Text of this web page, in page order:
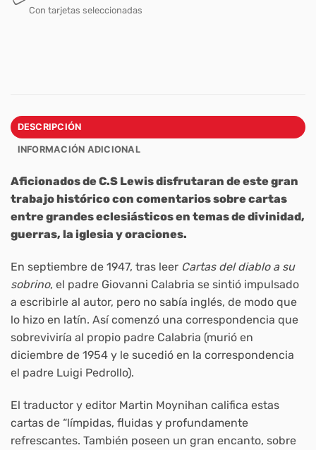
Con tarjetas seleccionadas
DESCRIPCIÓN
INFORMACIÓN ADICIONAL
Aficionados de C.S Lewis disfrutaran de este gran
trabajo histórico con comentarios sobre cartas
entre grandes eclesiásticos en temas de divinidad,
guerras, la iglesia y oraciones.
En septiembre de 1947, tras leer Cartas del diablo a su
sobrino, el padre Giovanni Calabria se sintió impulsado
a escribirle al autor, pero no sabía inglés, de modo que
lo hizo en latín. Así comenzó una correspondencia que
sobreviviría al propio padre Calabria (murió en
diciembre de 1954 y le sucedió en la correspondencia
el padre Luigi Pedrollo).
El traductor y editor Martin Moynihan califica estas
cartas de “límpidas, fluidas y profundamente
refrescantes. También poseen un gran encanto, sobre